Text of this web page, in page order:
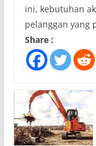
ini, kebutuhan
pelanggan yang
Share :